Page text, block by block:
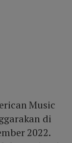
Music
di
2022.